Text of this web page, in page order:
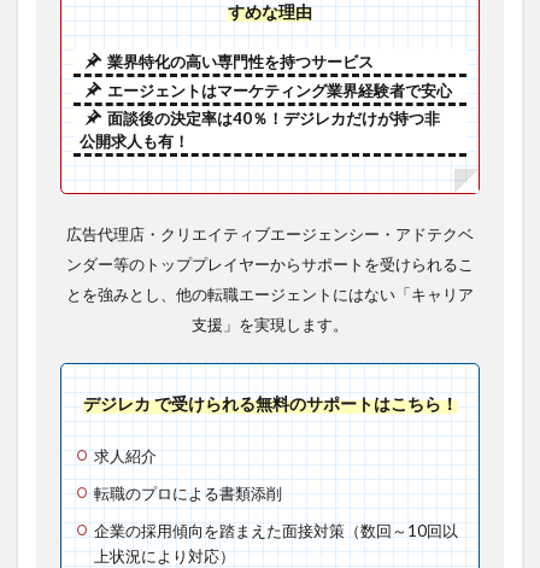
すめな理由
業界特化の高い専門性を持つサービス
エージェントはマーケティング業界経験者で安心
面談後の決定率は40％！デジレカだけが持つ非
公開求人も有！
広告代理店・クリエイティブエージェンシー・アドテクベ
ンダー等のトッププレイヤーからサポートを受けられるこ
とを強みとし、他の転職エージェントにはない「キャリア
支援」を実現します。
デジレカ で受けられる無料のサポートはこちら！
求人紹介
転職のプロによる書類添削
企業の採用傾向を踏まえた面接対策（数回～10回以
上状況により対応）